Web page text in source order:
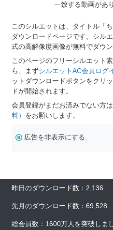
一致する動画があ
このシルエットは、タイトル「
ダウンロードページです。シル
式の高解像度画像が無料でダウ
このページのフリーシルエット
ら、まずシルエットAC会員ログ
ットダウンロードボタンをクリ
ドが開始されます。
会員登録がまだお済みでない方は
料） をお願いします。
広告を非表示にする
昨日のダウンロード数：2,136
先月のダウンロード数：69,528
総会員数：1600万人を突破しま